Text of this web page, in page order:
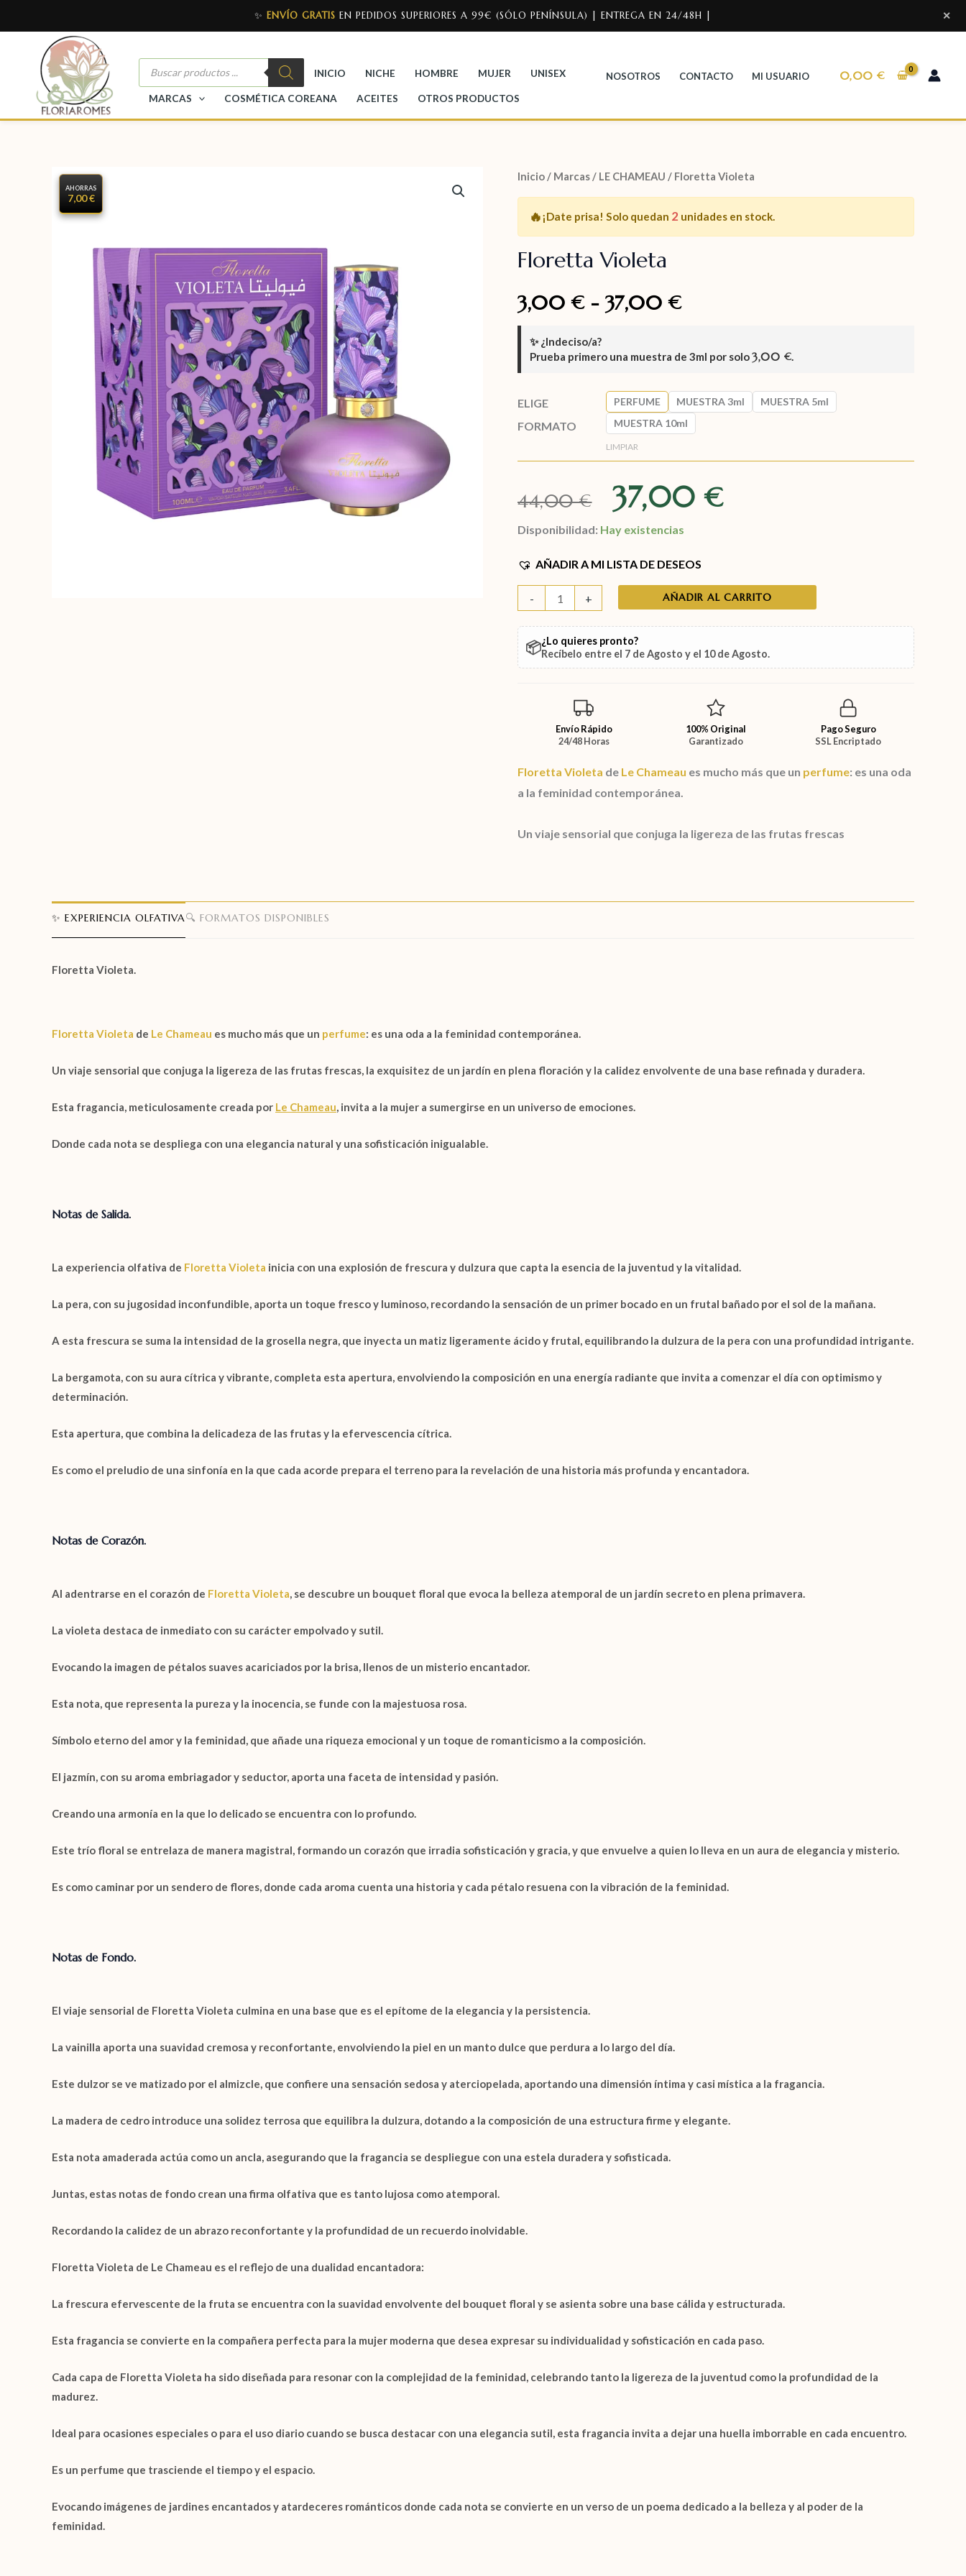
✨ ENVÍO GRATIS EN PEDIDOS SUPERIORES A 99€ (SÓLO PENÍNSULA) | ENTREGA EN 24/48H | ✕
INICIO NICHE HOMBRE MUJER UNISEX
MARCAS COSMÉTICA COREANA ACEITES OTROS PRODUCTOS
NOSOTROS CONTACTO MI USUARIO 0,00€
AHORRAS
7,00 €
Inicio/ Marcas/ LE CHAMEAU / Floretta Violeta
🔥¡Date prisa! Solo quedan 2 unidades en stock.
Floretta Violeta
3,00€ - 37,00€
✨¿Indeciso/a?
Prueba primero una muestra de 3ml por solo3,00 €.
ELIGE
FORMATO
PERFUME MUESTRA 3ml
MUESTRA 5ml
MUESTRA 10ml
LIMPIAR
44,00€ 37,00€
Disponibilidad: Hay existencias
AÑADIR A MI LISTA DE DESEOS
- + AÑADIR AL CARRITO
📦¿Lo quieres pronto?
Recíbelo entre el 7 de Agosto y el 10 de Agosto.
Envío Rápido
24/48 Horas
100% Original
Garantizado
Pago Seguro
SSL Encriptado
Floretta Violeta de Le Chameau es mucho más que un perfume: es una oda
a la feminidad contemporánea.
Un viaje sensorial que conjuga la ligereza de las frutas frescas
✨ EXPERIENCIA OLFATIVA🔍 FORMATOS DISPONIBLES
Floretta Violeta.
Floretta Violeta de Le Chameau es mucho más que un perfume: es una oda a la feminidad contemporánea.
Un viaje sensorial que conjuga la ligereza de las frutas frescas, la exquisitez de un jardín en plena floración y la calidez envolvente de una base refinada y duradera.
Esta fragancia, meticulosamente creada por Le Chameau , invita a la mujer a sumergirse en un universo de emociones.
Donde cada nota se despliega con una elegancia natural y una sofisticación inigualable.
Notas de Salida.
La experiencia olfativa de Floretta Violeta inicia con una explosión de frescura y dulzura que capta la esencia de la juventud y la vitalidad.
La pera , con su jugosidad inconfundible, aporta un toque fresco y luminoso, recordando la sensación de un primer bocado en un frutal bañado por el sol de la mañana.
A esta frescura se suma la intensidad de la grosella negra , que inyecta un matiz ligeramente ácido y frutal, equilibrando la dulzura de la pera con una profundidad intrigante.
La bergamota , con su aura cítrica y vibrante, completa esta apertura, envolviendo la composición en una energía radiante que invita a comenzar el día con optimismo y
determinación.
Esta apertura, que combina la delicadeza de las frutas y la efervescencia cítrica.
Es como el preludio de una sinfonía en la que cada acorde prepara el terreno para la revelación de una historia más profunda y encantadora.
Notas de Corazón.
Al adentrarse en el corazón de Floretta Violeta , se descubre un bouquet floral que evoca la belleza atemporal de un jardín secreto en plena primavera.
La violeta destaca de inmediato con su carácter empolvado y sutil.
Evocando la imagen de pétalos suaves acariciados por la brisa, llenos de un misterio encantador.
Esta nota, que representa la pureza y la inocencia, se funde con la majestuosa rosa.
Símbolo eterno del amor y la feminidad, que añade una riqueza emocional y un toque de romanticismo a la composición.
El jazmín , con su aroma embriagador y seductor, aporta una faceta de intensidad y pasión.
Creando una armonía en la que lo delicado se encuentra con lo profundo.
Este trío floral se entrelaza de manera magistral, formando un corazón que irradia sofisticación y gracia, y que envuelve a quien lo lleva en un aura de elegancia y misterio.
Es como caminar por un sendero de flores, donde cada aroma cuenta una historia y cada pétalo resuena con la vibración de la feminidad.
Notas de Fondo.
El viaje sensorial de Floretta Violeta culmina en una base que es el epítome de la elegancia y la persistencia.
La vainilla aporta una suavidad cremosa y reconfortante, envolviendo la piel en un manto dulce que perdura a lo largo del día.
Este dulzor se ve matizado por el almizcle , que confiere una sensación sedosa y aterciopelada, aportando una dimensión íntima y casi mística a la fragancia.
La madera de cedro introduce una solidez terrosa que equilibra la dulzura, dotando a la composición de una estructura firme y elegante.
Esta nota amaderada actúa como un ancla, asegurando que la fragancia se despliegue con una estela duradera y sofisticada.
Juntas, estas notas de fondo crean una firma olfativa que es tanto lujosa como atemporal.
Recordando la calidez de un abrazo reconfortante y la profundidad de un recuerdo inolvidable.
Floretta Violeta de Le Chameau es el reflejo de una dualidad encantadora:
La frescura efervescente de la fruta se encuentra con la suavidad envolvente del bouquet floral y se asienta sobre una base cálida y estructurada.
Esta fragancia se convierte en la compañera perfecta para la mujer moderna que desea expresar su individualidad y sofisticación en cada paso.
Cada capa de Floretta Violeta ha sido diseñada para resonar con la complejidad de la feminidad, celebrando tanto la ligereza de la juventud como la profundidad de la
madurez.
Ideal para ocasiones especiales o para el uso diario cuando se busca destacar con una elegancia sutil, esta fragancia invita a dejar una huella imborrable en cada encuentro.
Es un perfume que trasciende el tiempo y el espacio.
Evocando imágenes de jardines encantados y atardeceres románticos donde cada nota se convierte en un verso de un poema dedicado a la belleza y al poder de la
feminidad.